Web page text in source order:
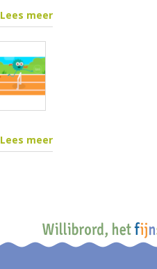
Lees meer
Lees meer